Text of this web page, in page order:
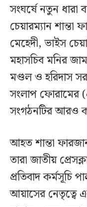
সংঘর্ষে নতুন ধারা
চেয়ারম্যান শান্তা
মেহেদী, ভাইস
মহাসচিব মনির
মণ্ডল ও হরিদাস
সংলাপ ফোরামের
সংগঠনটির আরও
আহত শান্তা
তারা জাতীয়
প্রতিবাদ কর্মসূচি
আয়াসের নেতৃত্বে